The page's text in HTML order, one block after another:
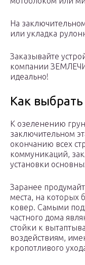
На
или укладка
Заказывайте
компании
идеально!
Как
К озеленению
заключительном
окончанию всех
коммуникаций,
установки
Заранее
места, на которых
ковер. Самыми
частного дома
стойки к
воздействиям,
кропотливого